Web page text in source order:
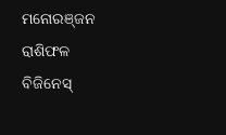
ମନୋରଞ୍ଜନ
ରାଶିଫଳ
ବିଜିନେସ୍